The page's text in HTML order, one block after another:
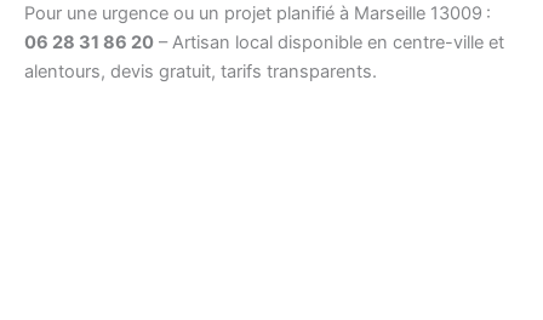
Pour une urgence ou un projet planifié à Marseille 13009 :
06 28 31 86 20 – Artisan local disponible en centre-ville et
alentours, devis gratuit, tarifs transparents.